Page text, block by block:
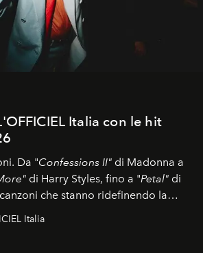
Italia con le hit
Da "Confessions II" di Madonna a
di Harry Styles, fino a "Petal" di
che stanno ridefinendo la
Italia